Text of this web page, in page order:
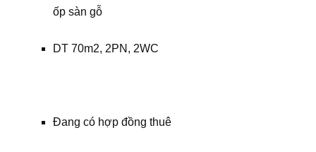
ốp sàn gỗ
DT 70m2, 2PN, 2WC
Đang có hợp đồng thuê